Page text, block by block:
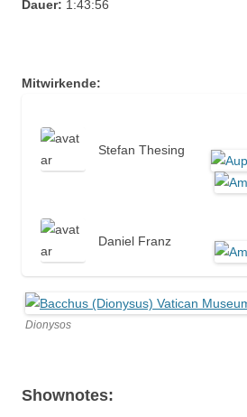
Dauer: 1:43:56
Mitwirkende:
Stefan Thesing
Daniel Franz
Dionysos
Shownotes: